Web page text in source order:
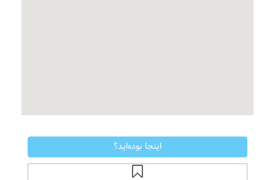
اینجا بوده‌اید؟